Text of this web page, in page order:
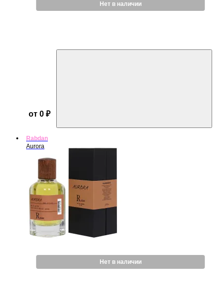
Нет в наличии
от 0 ₽
Rabdan
Aurora
Нет в наличии